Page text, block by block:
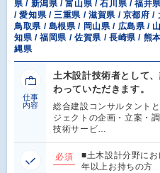
県 / 新潟県 / 富山県 / 石川県 / 福井
/ 愛知県 / 三重県 / 滋賀県 / 京都府 /
鳥取県 / 島根県 / 岡山県 / 広島県 /
知県 / 福岡県 / 佐賀県 / 長崎県 / 熊
縄県
仕事
内容
土木設計技術者として
わっていただきます。
総合建設コンサルタント
ジェクトの企画・立案・
技術サービ…
必須
■土木設計分野に
年以上お持ちの方